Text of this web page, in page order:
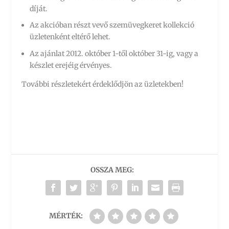
díját.
Az akcióban részt vevő szemüvegkeret kollekció
üzletenként eltérő lehet.
Az ajánlat 2012. október 1-től október 31-ig, vagy a
készlet erejéig érvényes.
További részletekért érdeklődjön az üzletekben!
OSSZA MEG:
MÉRTÉK: